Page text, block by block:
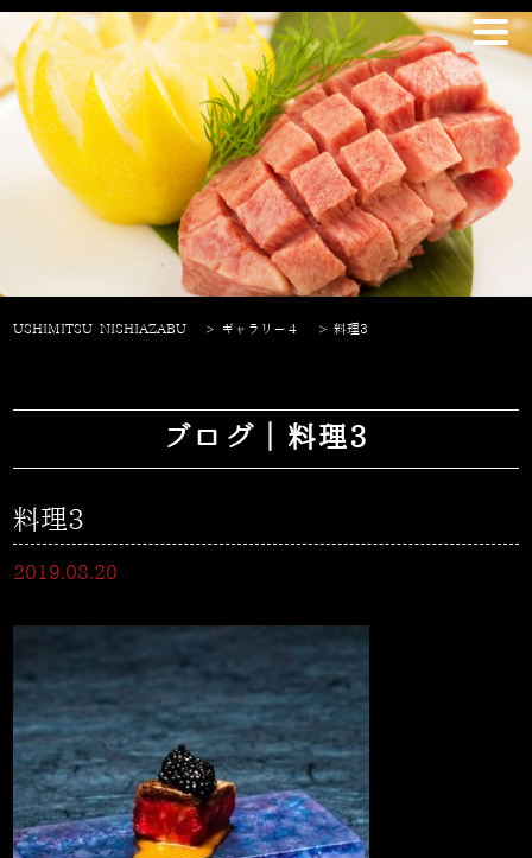
USHIMITSU NISHIAZABU > ギャラリー４ >料理3
ブログ｜料理3
料理3
2019.08.20